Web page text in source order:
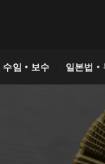
수임・보수 일본법